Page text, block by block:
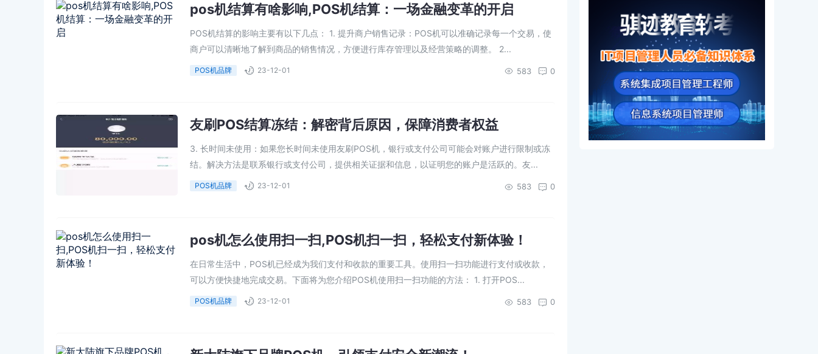
pos机结算有啥影响,POS机结算：一场金融变革的开启
POS机结算的影响主要有以下几点： 1. 提升商户销售记录：POS机可以准确记录每一个交易，使
商户可以清晰地了解到商品的销售情况，方便进行库存管理以及经营策略的调整。 2...
POS机品牌 23-12-01 0
583
友刷POS结算冻结：解密背后原因，保障消费者权益
3. 长时间未使用：如果您长时间未使用友刷POS机，银行或支付公司可能会对账户进行限制或冻
结。解决方法是联系银行或支付公司，提供相关证据和信息，以证明您的账户是活跃的。友...
POS机品牌 23-12-01 0
583
pos机怎么使用扫一扫,POS机扫一扫，轻松支付新体验！
在日常生活中，POS机已经成为我们支付和收款的重要工具。使用扫一扫功能进行支付或收款，
可以方便快捷地完成交易。下面将为您介绍POS机使用扫一扫功能的方法： 1. 打开POS...
POS机品牌 23-12-01 0
583